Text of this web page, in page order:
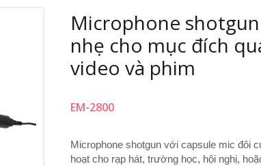
Microphone shotgun
nhẹ cho mục đích
video và phim
EM-2800
Microphone shotgun với capsule mic đôi
hoạt cho rạp hát, trường học, hội nghị,